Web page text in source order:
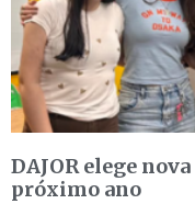
DAJOR elege
próximo ano